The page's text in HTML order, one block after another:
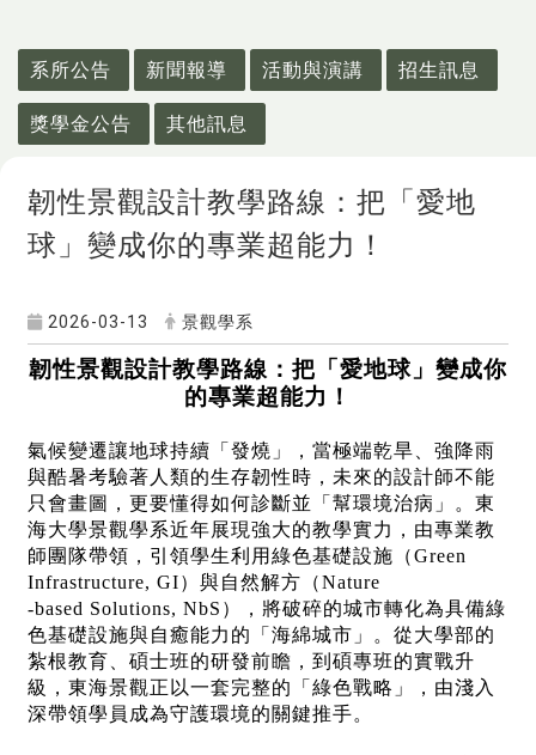
系所公告
新聞報導 活動與演講 招生訊息
獎學金公告 其他訊息
韌性景觀設計教學路線：把「愛地
球」變成你的專業超能力！
2026-03-13 景觀學系
韌性景觀設計教學路線：把「愛地球」變成你
的專業超能力！
氣候變遷讓地球持續「發燒」，當極端乾旱、強降雨
與酷暑考驗著人類的生存韌性時，未來的設計師不能
只會畫圖，更要懂得如何診斷並「幫環境治病」。東
海大學景觀學系近年展現強大的教學實力，由專業教
師團隊帶領，引領學生利用綠色基礎設施（Green
Infrastructure, GI）與自然解方（Nature
-based Solutions, NbS），將破碎的城市轉化為具備綠
色基礎設施與自癒能力的「海綿城市」。從大學部的
紮根教育、碩士班的研發前瞻，到碩專班的實戰升
級，東海景觀正以一套完整的「綠色戰略」，由淺入
深帶領學員成為守護環境的關鍵推手。